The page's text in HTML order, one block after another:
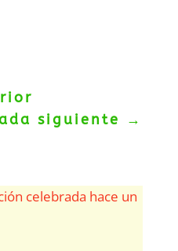
siguiente
→